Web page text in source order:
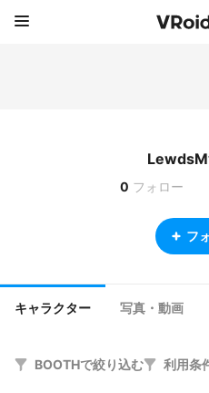
0 フォロー
フ
キャラクター 写真・動画
BOOTHで絞り込む 利用条